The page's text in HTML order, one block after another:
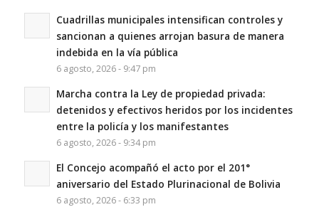
Cuadrillas municipales intensifican controles y
sancionan a quienes arrojan basura de manera
indebida en la vía pública
6 agosto, 2026 - 9:47 pm
Marcha contra la Ley de propiedad privada:
detenidos y efectivos heridos por los incidentes
entre la policía y los manifestantes
6 agosto, 2026 - 9:34 pm
El Concejo acompañó el acto por el 201°
aniversario del Estado Plurinacional de Bolivia
6 agosto, 2026 - 6:33 pm